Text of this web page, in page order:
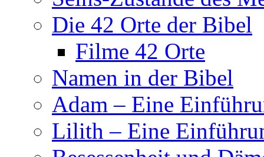
Die 42 Orte der Bibel
Filme 42 Orte
Namen in der Bibel
Adam – Eine
Lilith – Eine